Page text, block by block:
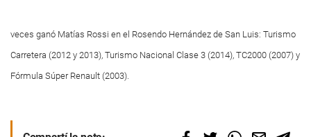
veces ganó Matías Rossi en el Rosendo Hernández de San Luis: Turismo
Carretera (2012 y 2013), Turismo Nacional Clase 3 (2014), TC2000 (2007) y
Fórmula Súper Renault (2003).